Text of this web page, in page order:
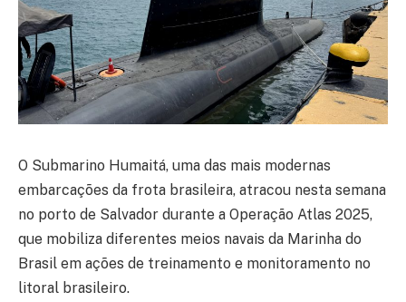
O Submarino Humaitá, uma das mais modernas
embarcações da frota brasileira, atracou nesta semana
no porto de Salvador durante a Operação Atlas 2025,
que mobiliza diferentes meios navais da Marinha do
Brasil em ações de treinamento e monitoramento no
litoral brasileiro.